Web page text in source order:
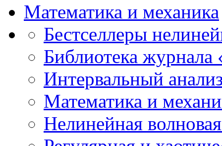
Математика и механика
Бестселлеры
Библиотека
Интервальный
Математика и
Нелинейная